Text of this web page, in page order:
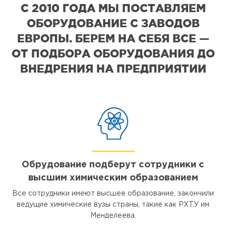
С 2010 ГОДА МЫ ПОСТАВЛЯЕМ
ОБОРУДОВАНИЕ С ЗАВОДОВ
ЕВРОПЫ. БЕРЕМ НА СЕБЯ ВСЕ —
ОТ ПОДБОРА ОБОРУДОВАНИЯ ДО
ВНЕДРЕНИЯ НА ПРЕДПРИЯТИИ
Обрудование подберут сотрудники с
высшим химическим образованием
Все сотрудники имеют высшее образование, закончили
ведущие химические вузы страны, такие как РХТУ им
Менделеева.